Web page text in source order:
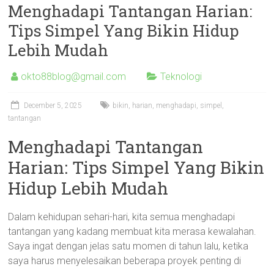
Menghadapi Tantangan Harian:
Tips Simpel Yang Bikin Hidup
Lebih Mudah
okto88blog@gmail.com Teknologi
December 5, 2025 bikin, harian, menghadapi, simpel ,
tantangan
Menghadapi Tantangan
Harian: Tips Simpel Yang Bikin
Hidup Lebih Mudah
Dalam kehidupan sehari-hari, kita semua menghadapi
tantangan yang kadang membuat kita merasa kewalahan.
Saya ingat dengan jelas satu momen di tahun lalu, ketika
saya harus menyelesaikan beberapa proyek penting di